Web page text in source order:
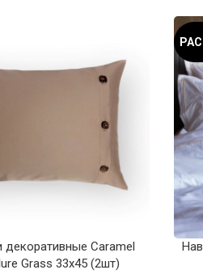
декоративные Caramel
Grass 33х45 (2шт)